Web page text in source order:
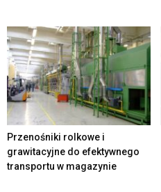
Przenośniki rolkowe i
grawitacyjne do efektywnego
transportu w magazynie